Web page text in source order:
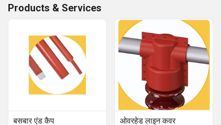
Products & Services
बसबार एंड कैप ओवरहेड लाइन कवर